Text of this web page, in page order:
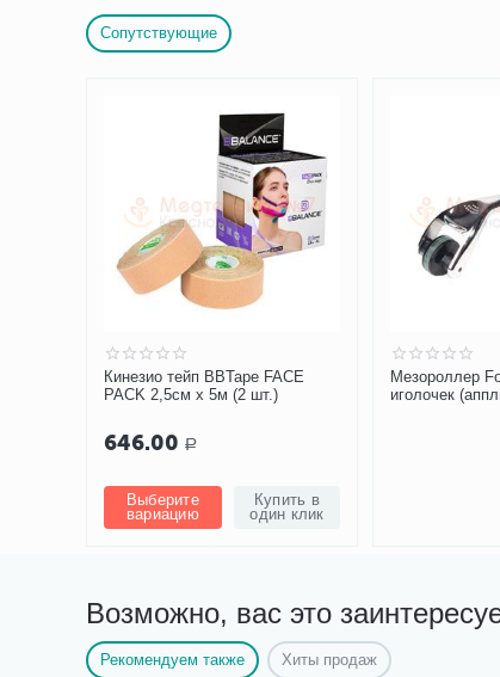
Сопутствующие
Кинезио тейп BBTape FACE
PACK 2,5см х 5м (2 шт.)
646.00 Р
Выберите
вариацию
Купить в
один клик
Мезороллер
иголочек
Возможно, вас это
Рекомендуем также Хиты продаж